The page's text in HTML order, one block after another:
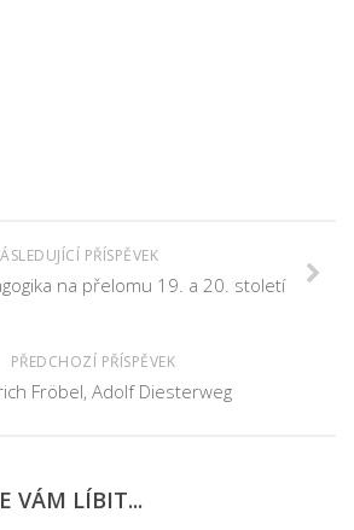
PŘÍSPĚVEK
na přelomu 19. a 20. století
PŘEDCHOZÍ PŘÍSPĚVEK
Fröbel, Adolf Diesterweg
VÁM LÍBIT...